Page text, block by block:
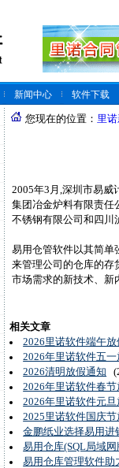
新闻中心
软件下载
您现在的位置： 里
2005年3月,深圳市易威
集团冶金炉料有限责任
不锈钢有限公司和四川
易用仓管软件以其简单
来管理公司的仓库的存
市场需求的新技术、新
相关文章
2026里诺软件端午
2026年里诺软件五
2026清明放假通知
2026年里诺软件春
2026年里诺软件元
2025里诺软件国庆
金鹏纸业选择易用进
易用仓库(SQL局域
易用仓库管理软件助